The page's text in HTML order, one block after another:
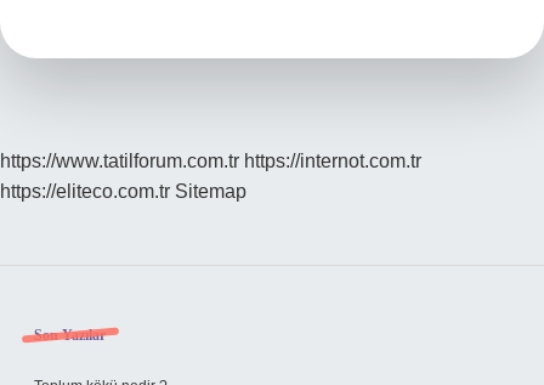
https://www.tatilforum.com.tr https://internot.com.tr
https://eliteco.com.tr Sitemap
Sidebar
Son Yazılar